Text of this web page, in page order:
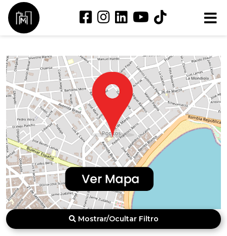
Mostrar/Ocultar Filtro